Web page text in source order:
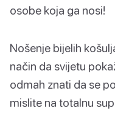
osobe koja ga nosi!
Nošenje bijelih
način da svijetu
odmah znati da se
mislite na totalnu